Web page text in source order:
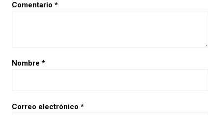
Comentario *
Nombre *
Correo electrónico *